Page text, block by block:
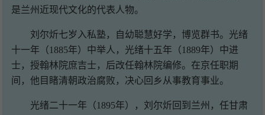
是兰州近现代文化的代表人物。
刘尔炘七岁入私塾，自幼聪慧好学，博览群书。光绪
十一年（1885年）中举人，光绪十五年（1889年）中进
士，授翰林院庶吉士，后改任翰林院编修。在京任职期
间，他目睹清朝政治腐败，决心回乡从事教育事业。
光绪二十一年（1895年），刘尔炘回到兰州，任甘肃